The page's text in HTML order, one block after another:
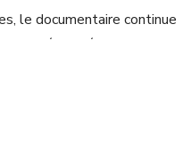
le documentaire continue
détournés. Ainsi, le